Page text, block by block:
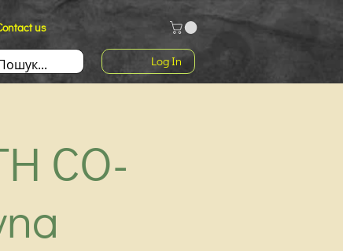
us
Log In
CO-